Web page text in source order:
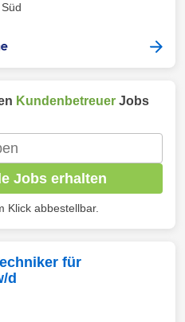
Kundenbetreuer Jobs
Jobs erhalten
Klick abbestellbar.
für
d